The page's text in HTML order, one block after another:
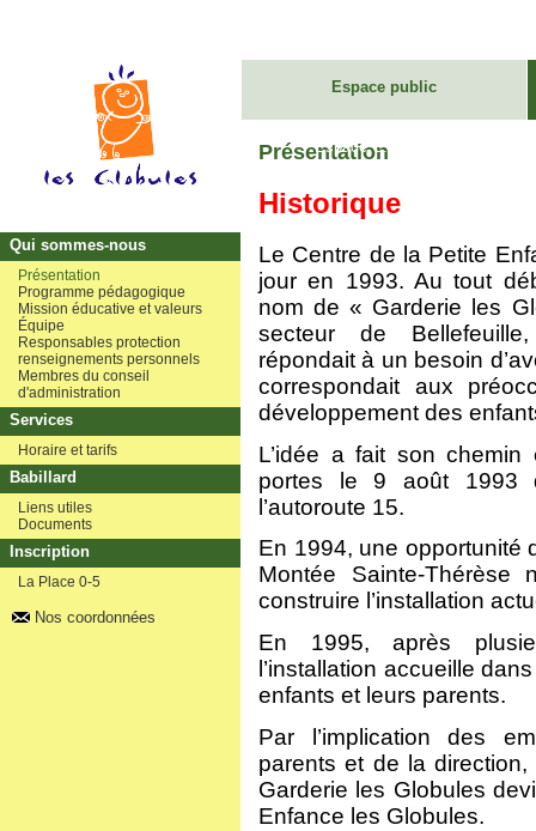
Espace public
Espace C.A.
Qui sommes-nous
Présentation
Programme pédagogique
Mission éducative et valeurs
Équipe
Responsables protection
renseignements personnels
Membres du conseil
d'administration
Services
Horaire et tarifs
Babillard
Liens utiles
Documents
Inscription
La Place 0-5
Nos coordonnées
Présentation
Historique
Le Centre de la Petite
jour en 1993. Au tout
nom de « Garderie les
secteur de
répondait à un besoin
correspondait aux
développement des
L’idée a fait son
portes le 9 août 1993
l’autoroute 15.
En 1994, une opportunité
Montée Sainte-
construire l’installation
En 1995, après
l’installation accueille
enfants et leurs parents.
Par l’implication des
parents et de la
Garderie les Globules
Enfance les Globules.